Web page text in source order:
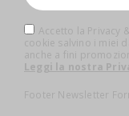
Accetto la Privacy
cookie salvino i miei
anche a fini
Leggi la nostra
Footer Newsletter